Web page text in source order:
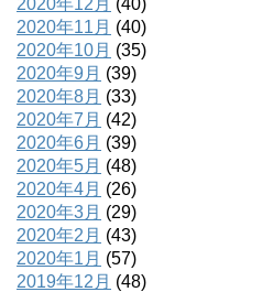
2020年11月 (40)
2020年10月 (35)
2020年9月 (39)
2020年8月 (33)
2020年7月 (42)
2020年6月 (39)
2020年5月 (48)
2020年4月 (26)
2020年3月 (29)
2020年2月 (43)
2020年1月 (57)
2019年12月 (48)